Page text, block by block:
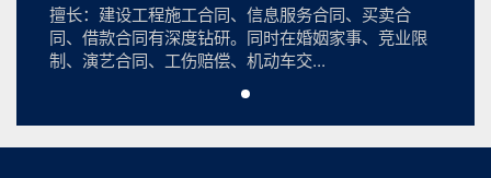
擅长：建设工程施工合同、信息服务合同、买卖合
同、借款合同有深度钻研。同时在婚姻家事、竞业限
制、演艺合同、工伤赔偿、机动车交...